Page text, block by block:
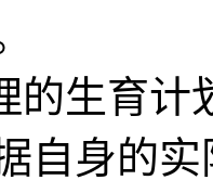
生育计
自身的